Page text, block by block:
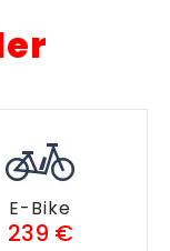
E-Bike
239 €